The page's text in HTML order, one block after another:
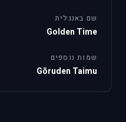
שם באנגלית
Golden Time
שמות נוספים
Gōruden Taimu